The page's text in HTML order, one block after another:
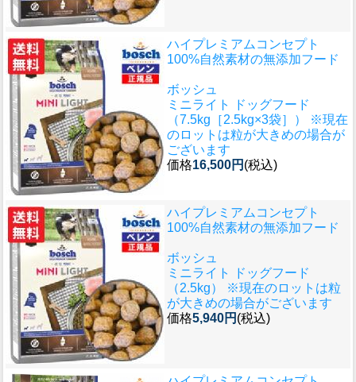
ハイプレミアムコンセプト
100%自然素材の無添加フード
ボッシュ
ミニライト ドッグフード
（7.5kg［2.5kg×3袋］） ※現在
のロットは粒が大きめの場合が
ございます
価格16,500円 (税込)
ハイプレミアムコンセプト
100%自然素材の無添加フード
ボッシュ
ミニライト ドッグフード
（2.5kg） ※現在のロットは粒
が大きめの場合がございます
価格5,940円 (税込)